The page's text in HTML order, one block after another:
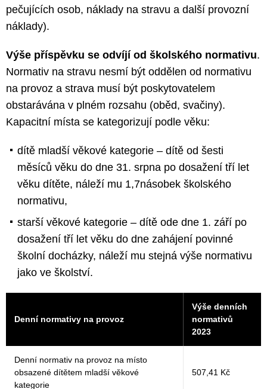
pečujících osob, náklady na stravu a další provozní
náklady).
Výše příspěvku se odvíjí od školského normativu.
Normativ na stravu nesmí být oddělen od normativu
na provoz a strava musí být poskytovatelem
obstarávána v plném rozsahu (oběd, svačiny).
Kapacitní místa se kategorizují podle věku:
dítě mladší věkové kategorie – dítě od šesti
měsíců věku do dne 31. srpna po dosažení tří let
věku dítěte, náleží mu 1,7násobek školského
normativu,
starší věkové kategorie – dítě ode dne 1. září po
dosažení tří let věku do dne zahájení povinné
školní docházky, náleží mu stejná výše normativu
jako ve školství.
Denní normativy na provoz
Výše denních
normativů
2023
Denní normativ na provoz na místo
obsazené dítětem mladší věkové
kategorie
507,41 Kč